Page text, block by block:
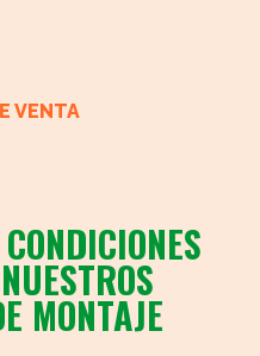
VENTA
MONTAJE